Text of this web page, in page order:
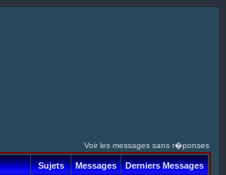
Voir les messages sans r�ponses
Sujets Messages Derniers Messages